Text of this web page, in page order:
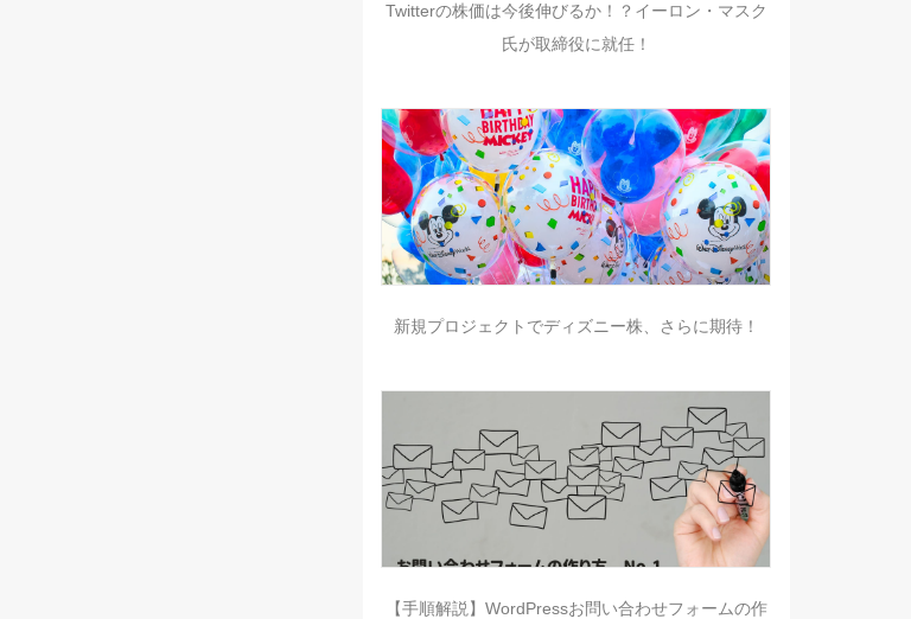
Twitterの株価は今後伸びるか！？イーロン・マスク
氏が取締役に就任！
新規プロジェクトでディズニー株、さらに期待！
【手順解説】WordPressお問い合わせフォームの作